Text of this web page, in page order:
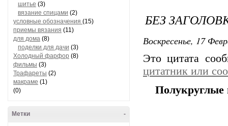
шитье (3)
вязание спицами (2)
условные обозначения (15)
приемы вязания (11)
для дома (8)
поделки для дачи (3)
Холодный фарфор (8)
фильмы (3)
Трафареты (2)
макраме (1)
(0)
-
Метки
БЕЗ
Воскресенье, 17
Это цитата
цитатник или